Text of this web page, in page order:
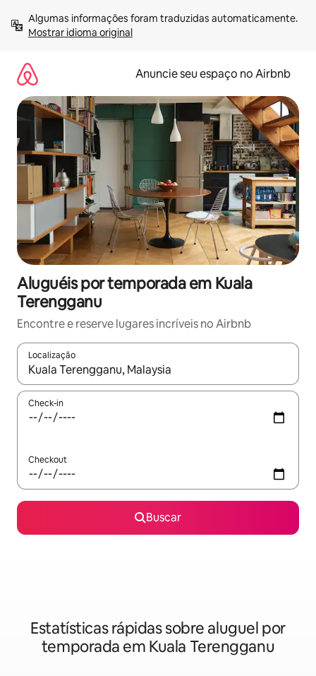
para
Mostrar idioma original
Anuncie seu espaço no Airbnb
Aluguéis por temporada em Kuala
Terengganu
Encontre e reserve lugares incríveis no Airbnb
Localização
Quando os resultados estiverem disponíveis, explore-os
Check-in
Checkout
Buscar
Estatísticas rápidas sobre aluguel por
temporada em Kuala Terengganu